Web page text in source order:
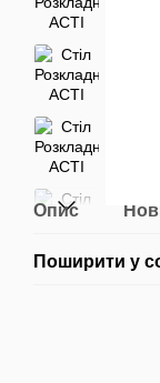
Опис
Поширити у